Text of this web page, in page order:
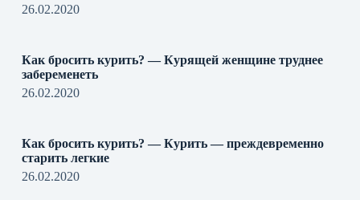
26.02.2020
Как бросить курить? — Курящей женщине труднее
забеременеть
26.02.2020
Как бросить курить? — Курить — преждевременно
старить легкие
26.02.2020